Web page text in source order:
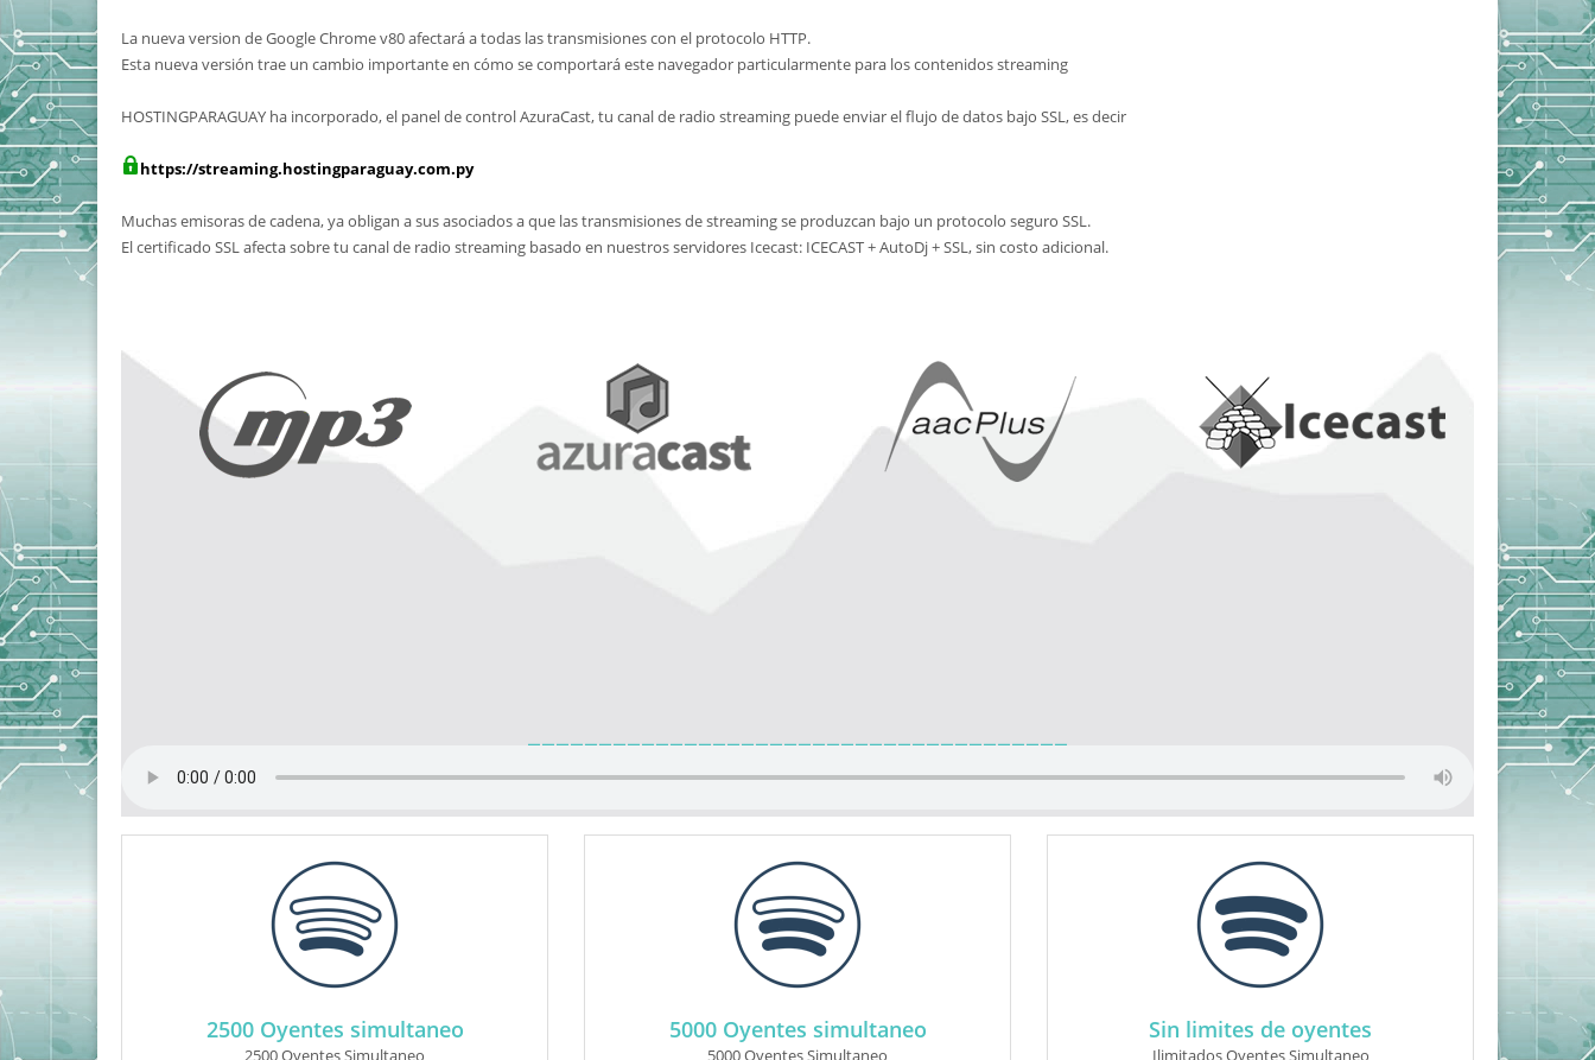
La nueva version de Google Chrome v80 afectará a todas las transmisiones con el protocolo HTTP.
Esta nueva versión trae un cambio importante en cómo se comportará este navegador particularmente para los contenidos streaming
HOSTINGPARAGUAY ha incorporado, el panel de control AzuraCast, tu canal de radio streaming puede enviar el flujo de datos bajo SSL, es decir
https://streaming.hostingparaguay.com.py
Muchas emisoras de cadena, ya obligan a sus asociados a que las transmisiones de streaming se produzcan bajo un protocolo seguro SSL.
El certificado SSL afecta sobre tu canal de radio streaming basado en nuestros servidores Icecast: ICECAST + AutoDj + SSL, sin costo adicional.
2500 Oyentes simultaneo
2500 Oyentes Simultaneo
5000 Oyentes simultaneo
5000 Oyentes Simultaneo
Sin limites de oyentes
Ilimitados Oyentes Simultaneo